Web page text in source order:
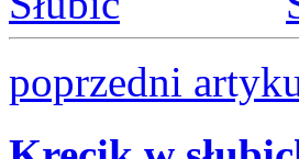
poprzedni